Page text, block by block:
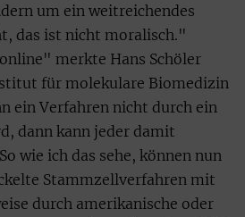
um ein weitreichendes
das ist nicht moralisch."
merkte Hans Schöler
für molekulare Biomedizin
ein Verfahren nicht durch ein
dann kann jeder damit
wie ich das sehe, können nun
Stammzellverfahren mit
durch amerikanische oder